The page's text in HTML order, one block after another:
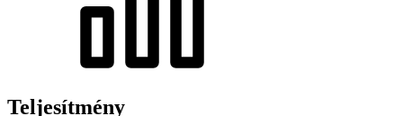
Teljesítmény